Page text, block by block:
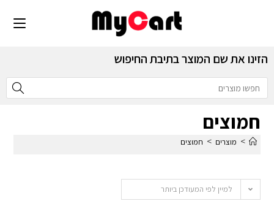
הזינו את שם המוצר בתיבת החיפוש
חמוצים
> מוצרים > חמוצים
למיין לפי המעודכן ביותר